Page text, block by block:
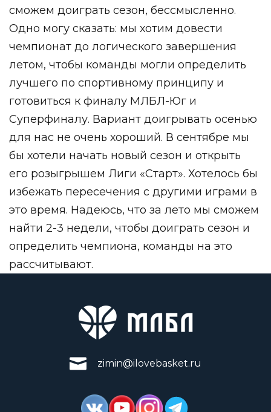
сможем доиграть сезон, бессмысленно.
Одно могу сказать: мы хотим довести
чемпионат до логического завершения
летом, чтобы команды могли определить
лучшего по спортивному принципу и
готовиться к финалу МЛБЛ-Юг и
Суперфиналу. Вариант доигрывать осенью
для нас не очень хороший. В сентябре мы
бы хотели начать новый сезон и открыть
его розыгрышем Лиги «Старт». Хотелось бы
избежать пересечения с другими играми в
это время. Надеюсь, что за лето мы сможем
найти 2-3 недели, чтобы доиграть сезон и
определить чемпиона, команды на это
рассчитывают.
zimin@ilovebasket.ru